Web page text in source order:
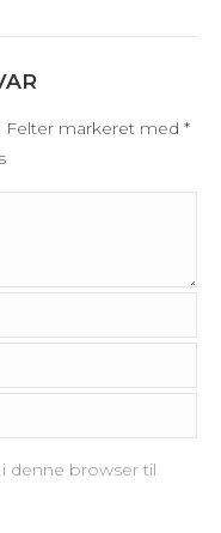
Felter markeret med *
denne browser til